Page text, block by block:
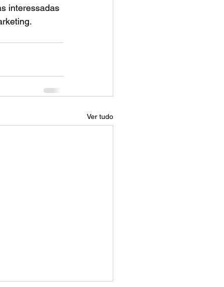
interessadas
Ver tudo